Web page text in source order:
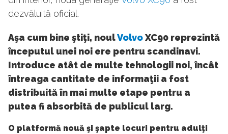
dezvăluită oficial.
Aşa cum bine ştiţi, noulVolvoXC90 reprezintă
începutul unei noi ere pentru scandinavi.
Introduce atât de multe tehnologii noi, încât
întreaga cantitate de informaţii a fost
distribuită în mai multe etape pentru a
putea fi absorbită de publicul larg.
O platformă nouă şi şapte locuri pentru adulţi